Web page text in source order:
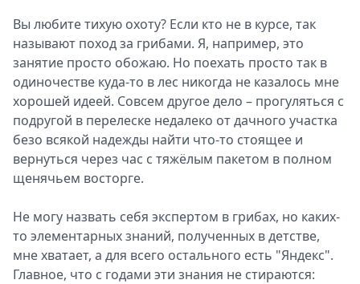
Скачай
Metro
Вы любите тихую охоту? Если кто не в курсе, так
называют поход за грибами. Я, например, это
занятие просто обожаю. Но поехать просто так в
одиночестве куда-то в лес никогда не казалось мне
хорошей идеей. Совсем другое дело – прогуляться с
подругой в перелеске недалеко от дачного участка
безо всякой надежды найти что-то стоящее и
вернуться через час с тяжёлым пакетом в полном
щенячьем восторге.
Не могу назвать себя экспертом в грибах, но каких-
то элементарных знаний, полученных в детстве,
мне хватает, а для всего остального есть "Яндекс".
Главное, что с годами эти знания не стираются: